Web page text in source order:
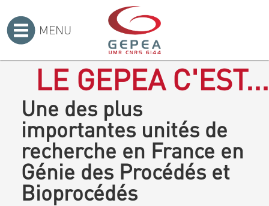
MENU
LE GEPEA C'EST...
Une des plus
importantes unités de
recherche en France en
Génie des Procédés et
Bioprocédés